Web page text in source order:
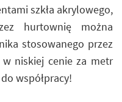
szkła akrylowego,
hurtownię można
stosowanego przez
niskiej cenie za metr
współpracy!